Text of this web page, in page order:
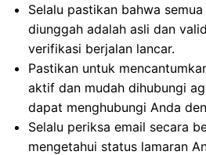
Selalu pastikan bahwa
diunggah adalah asli dan
verifikasi berjalan lancar.
Pastikan untuk
aktif dan mudah dihubungi
dapat menghubungi Anda
Selalu periksa email secara
mengetahui status lamaran